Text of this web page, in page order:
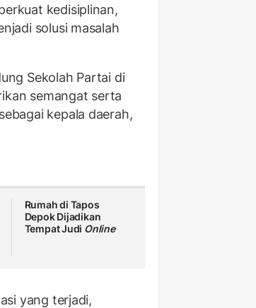
kedisiplinan,
solusi masalah
Sekolah Partai di
semangat serta
kepala daerah,
Rumah di Tapos
Depok Dijadikan
Tempat Judi Online
yang terjadi,